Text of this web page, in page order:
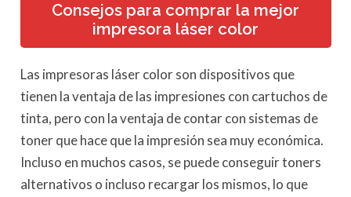
Consejos para comprar la mejor
impresora láser color
Las impresoras láser color son dispositivos que
tienen la ventaja de las impresiones con cartuchos de
tinta, pero con la ventaja de contar con sistemas de
toner que hace que la impresión sea muy económica.
Incluso en muchos casos, se puede conseguir toners
alternativos o incluso recargar los mismos, lo que